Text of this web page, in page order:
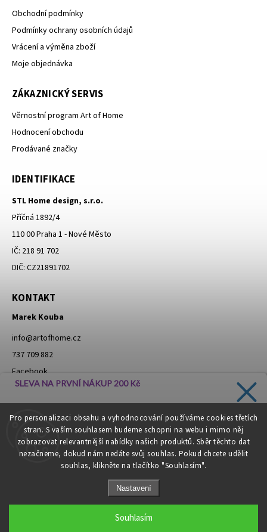
Pro personalizaci obsahu a vyhodnocování používáme cookies třetích
stran. S vaším souhlasem budeme schopni na webu i mimo něj
zobrazovat relevantnější nabídky našich produktů. Sběr těchto dat
nezačneme, dokud nám nedáte svůj souhlas. Pokud chcete udělit
souhlas, klikněte na tlačítko "Souhlasím".
Nastavení
Souhlasím
Obchodní podmínky
Podmínky ochrany osobních údajů
Vrácení a výměna zboží
Moje objednávka
ZÁKAZNICKÝ SERVIS
Věrnostní program Art of Home
Hodnocení obchodu
Prodávané značky
IDENTIFIKACE
STL Home design, s.r.o.
Příčná 1892/4
110 00 Praha 1 - Nové Město
IČ: 218 91 702
DIČ: CZ21891702
KONTAKT
Marek Kouba
info@artofhome.cz
737 709 882
Facebook
Instagram
Moje objednávka - odstoupení od smlouvy
SLEVA NA PRVNÍ NÁKUP 200 Kč
slevách přímo do vaší schránky!
Zásady zpracování osobních údajů